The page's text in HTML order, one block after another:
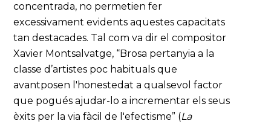
concentrada, no permetien fer
excessivament evidents aquestes capacitats
tan destacades. Tal com va dir el compositor
Xavier Montsalvatge, “Brosa pertanyia a la
classe d’artistes poc habituals que
avantposen l'honestedat a qualsevol factor
que pogués ajudar-lo a incrementar els seus
èxits per la via fàcil de l'efectisme” (La